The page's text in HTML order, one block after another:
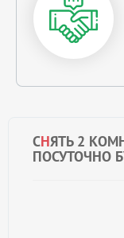
СНЯТЬ 2
ПОСУТОЧНО